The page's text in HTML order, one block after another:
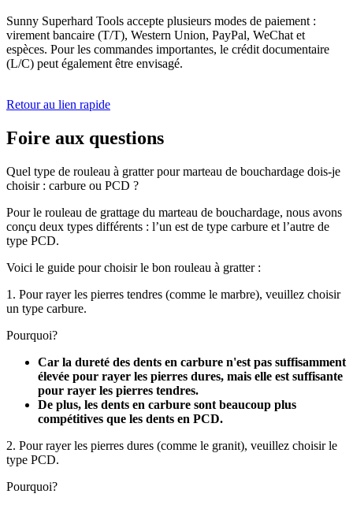
Sunny Superhard Tools accepte plusieurs modes de paiement :
virement bancaire (T/T), Western Union, PayPal, WeChat et
espèces. Pour les commandes importantes, le crédit documentaire
(L/C) peut également être envisagé.
Retour au lien rapide
Foire aux questions
Quel type de rouleau à gratter pour marteau de bouchardage dois-je
choisir : carbure ou PCD ?
Pour le rouleau de grattage du marteau de bouchardage, nous avons
conçu deux types différents : l’un est de type carbure et l’autre de
type PCD.
Voici le guide pour choisir le bon rouleau à gratter :
1. Pour rayer les pierres tendres (comme le marbre), veuillez choisir
un type carbure.
Pourquoi?
Car la dureté des dents en carbure n'est pas suffisamment
élevée pour rayer les pierres dures, mais elle est suffisante
pour rayer les pierres tendres.
De plus, les dents en carbure sont beaucoup plus
compétitives que les dents en PCD.
2. Pour rayer les pierres dures (comme le granit), veuillez choisir le
type PCD.
Pourquoi?